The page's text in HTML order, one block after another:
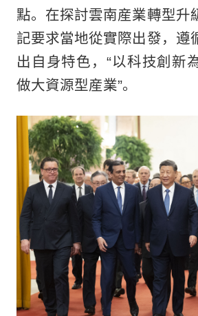
點。在探討雲南産業轉型升
記要求當地從實際出發，遵
出自身特色，“以科技創新
做大資源型産業”。